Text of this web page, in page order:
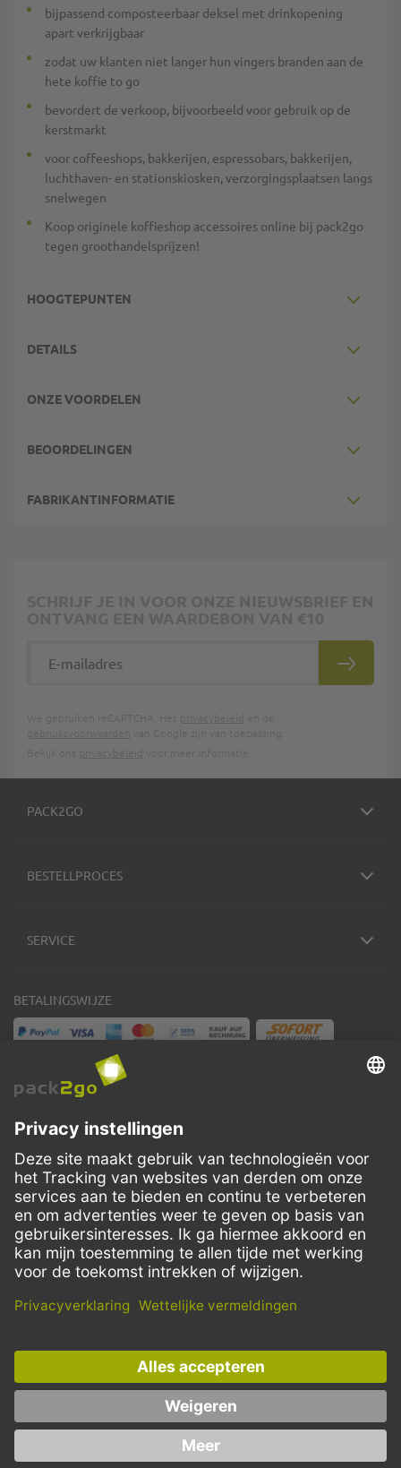
bijpassend composteerbaar deksel met drinkopening
apart verkrijgbaar
zodat uw klanten niet langer hun vingers branden aan de
hete koffie to go
bevordert de verkoop, bijvoorbeeld voor gebruik op de
kerstmarkt
voor coffeeshops, bakkerijen, espressobars, bakkerijen,
luchthaven- en stationskiosken, verzorgingsplaatsen langs
snelwegen
Koop originele koffieshop accessoires online bij pack2go
tegen groothandelsprijzen!
HOOGTEPUNTEN
DETAILS
ONZE VOORDELEN
BEOORDELINGEN
FABRIKANTINFORMATIE
PACK2GO
BESTELLPROCES
SERVICE
BETALINGSWIJZE
FacebookInstagramLinkedIn
Dit aanbod is enkel bedoeld voor horeca, handel, industrie, handwerk,
overheidsinstanties en vrije beroepen. Particuliere aankopen zijn
uitgesloten.
* Prijzen zijn excl. BTW en Verzending
** Op dit moment wordt de klantenservice alleen in het Engels en